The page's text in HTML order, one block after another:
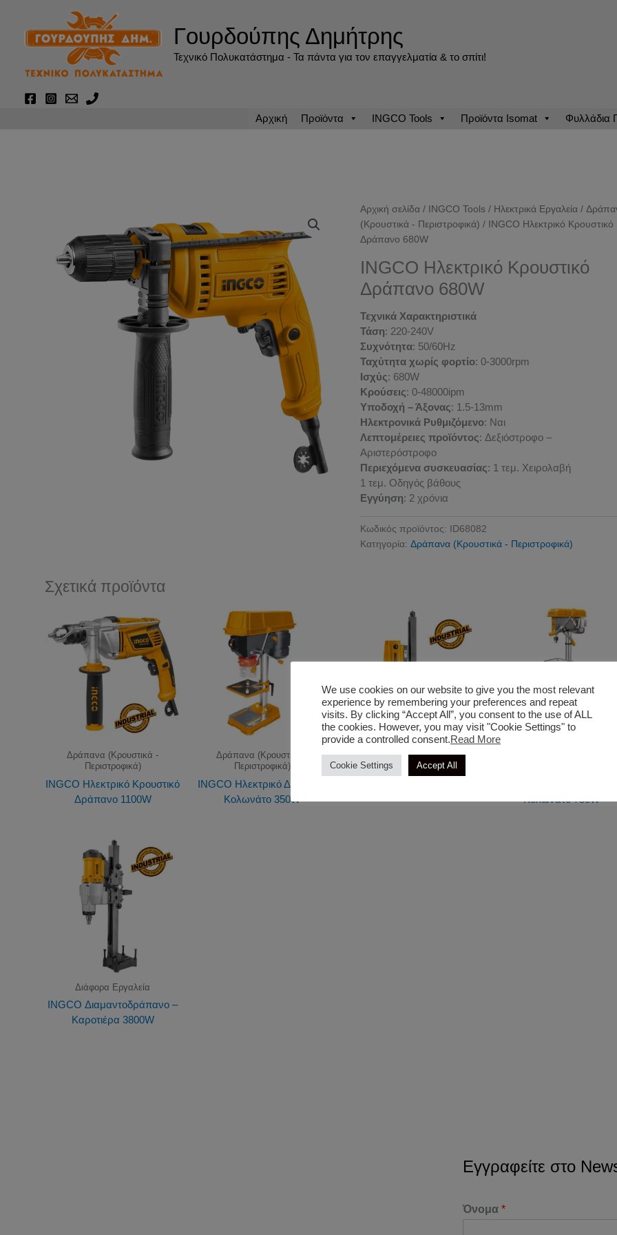
περιεχόμενο
Γουρδούπης Δημήτρης
Τεχνικό Πολυκατάστημα - Τα πάντα για τον επαγγελματία & το σπίτι!
Αρχική Προϊόντα INGCO Tools Προϊόντα Isomat Φυλλάδια
Αρχική σελίδα / INGCO Tools / Ηλεκτρικά Εργαλεία /
(Κρουστικά - Περιστροφικά) / INGCO Ηλεκτρικό Κρουστικό
Δράπανο 680W
INGCO Ηλεκτρικό Κρουστικό
Δράπανο 680W
Τεχνικά Χαρακτηριστικά
Τάση: 220-240V
Συχνότητα: 50/60Hz
Ταχύτητα χωρίς φορτίο: 0-3000rpm
Ισχύς: 680W
Κρούσεις: 0-48000ipm
Υποδοχή – Άξονας: 1.5-13mm
Ηλεκτρονικά Ρυθμιζόμενο: Ναι
Λεπτομέρειες προϊόντος: Δεξιόστροφο –
Αριστερόστροφο
Περιεχόμενα συσκευασίας: 1 τεμ. Χειρολαβή
1 τεμ. Οδηγός βάθους
Εγγύηση: 2 χρόνια
Κωδικός προϊόντος: ID68082
Κατηγορία:Δράπανα (Κρουστικά - Περιστροφικά)
Σχετικά προϊόντα
Δράπανα (Κρουστικά -
Περιστροφικά)
INGCO Ηλεκτρικό Κρουστικό
Δράπανο 1100W
Δράπανα (Κρουστικά -
Περιστροφικά)
INGCO Ηλεκτρικό Δράπανο
Κολωνάτο 350W
Διάφορα Εργαλεία
INGCO Διαμαντοδράπανο –
Κολωνάτο 750W
Διάφορα Εργαλεία
INGCO Διαμαντοδράπανο –
Καροτιέρα 3800W
Εγγραφείτε στο
Όνομα *
We use cookies on our website to give you the most relevant
experience by remembering your preferences and repeat
visits. By clicking “Accept All”, you consent to the use of ALL
the cookies. However, you may visit "Cookie Settings" to
provide a controlled consent.Read More
Cookie Settings Accept All